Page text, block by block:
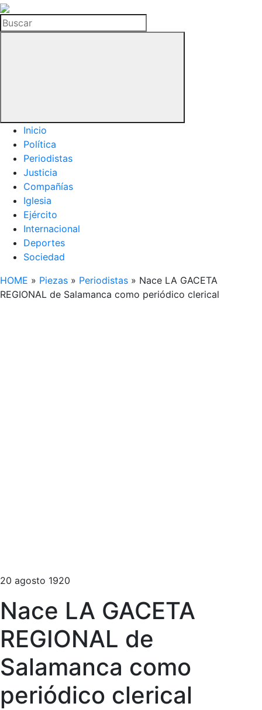
La
Hemeroteca
del
Buscar
Inicio
Política
Periodistas
Justicia
Compañías
Iglesia
Ejército
Internacional
Deportes
Sociedad
HOME » Piezas » Periodistas » Nace LA GACETA
REGIONAL de Salamanca como periódico clerical
20 agosto 1920
Nace LA GACETA
REGIONAL de
Salamanca como
periódico clerical